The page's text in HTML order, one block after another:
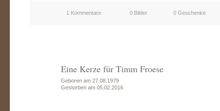
1 Kommentare 0 Bilder 0 Geschenke
Eine Kerze für Timm Froese
Geboren am 27.08.1979
Gestorben am 05.02.2016